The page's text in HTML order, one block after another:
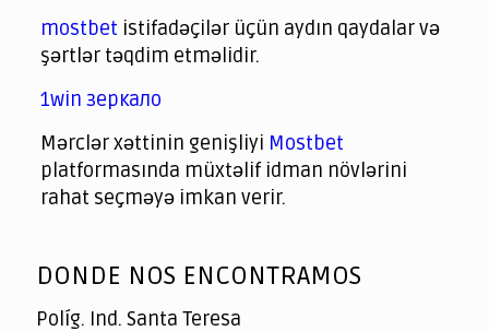
spintiger
Avabet
Spinrise
Crown Green
Crowngreen casino login
슈가 러쉬1000 슬롯
crazy time casino online
1xcasinozambia.com
codingworldnews.com
parimatch.kr
winorio
winorio casino
winorio
mostbet istifadəçilər üçün aydın qaydalar və
şərtlər təqdim etməlidir.
1win зеркало
Mərclər xəttinin genişliyi Mostbet
platformasında müxtəlif idman növlərini
rahat seçməyə imkan verir.
of
DONDE NOS ENCONTRAMOS
Políg. Ind. Santa Teresa